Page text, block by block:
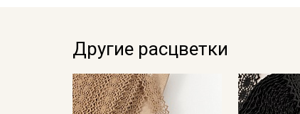
Другие расцветки